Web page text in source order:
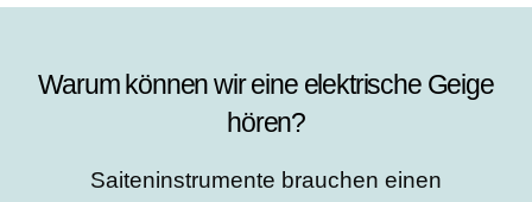
Warum können wir eine elektrische Geige
hören?
Saiteninstrumente brauchen einen